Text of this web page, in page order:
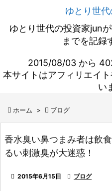
ゆとり世
ゆとり世代の投資家jun
までを記録
2015/08/03 から
本サイトはアフィリエイ
い
 ホーム >  ブログ
香水臭い鼻つまみ者は飲
るい刺激臭が大迷惑！
 2015年6月15日  ブログ